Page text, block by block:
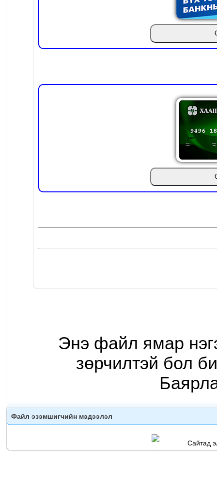
Энэ файл ямар
зөрчилтэй бол
Файл эзэмшигчийн мэдээлэл
Сайтад